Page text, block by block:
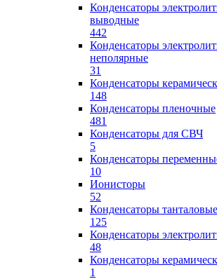
Конденсаторы
выводные
442
Конденсаторы
неполярные
31
Конденсаторы
148
Конденсаторы пленочные
481
Конденсаторы для СВЧ
5
Конденсаторы
10
Ионисторы
52
Конденсаторы
125
Конденсаторы
48
Конденсаторы
1